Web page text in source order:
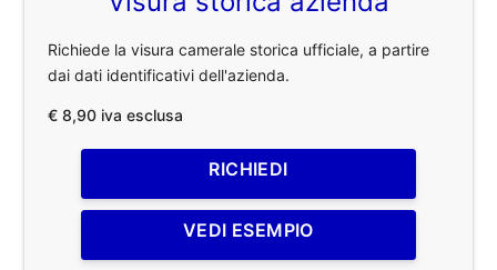
Richiede la visura camerale storica ufficiale, a partire
dai dati identificativi dell'azienda.
€ 8,90 iva esclusa
RICHIEDI
VEDI ESEMPIO